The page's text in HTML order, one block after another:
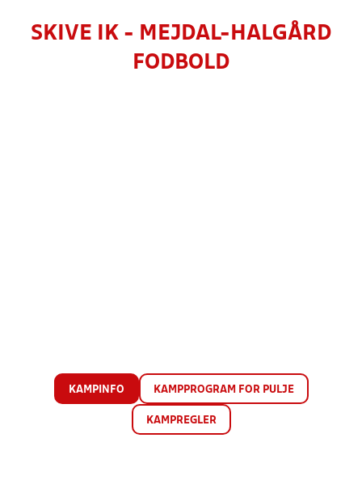
SKIVE IK - MEJDAL-HALGÅRD
FODBOLD
KAMPINFO KAMPPROGRAM FOR PULJE
KAMPREGLER